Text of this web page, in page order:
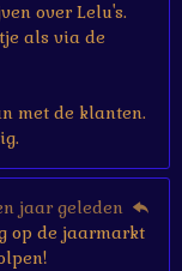
over Lelu's.
als via de
met de klanten.
jaar geleden
op de jaarmarkt